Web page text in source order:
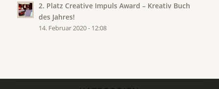
2. Platz Creative Impuls Award – Kreativ Buch
des Jahres!
14. Februar 2020 - 12:08